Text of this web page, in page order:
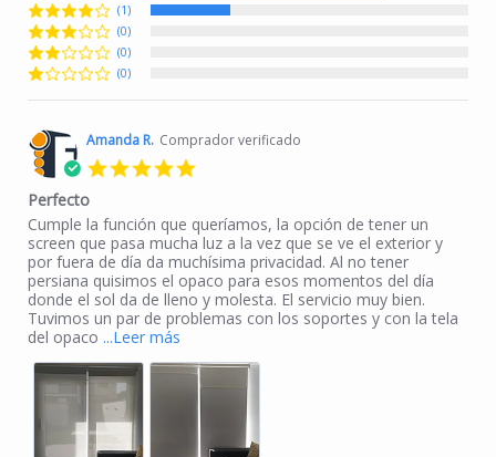
(1)
(0)
(0)
(0)
Amanda R. Comprador verificado
Perfecto
Review by Amanda R. on 12 Jul 2023
review stating Perfecto
Cumple la función que queríamos, la opción de tener un
screen que pasa mucha luz a la vez que se ve el exterior y
por fuera de día da muchísima privacidad. Al no tener
persiana quisimos el opaco para esos momentos del día
donde el sol da de lleno y molesta. El servicio muy bien.
Tuvimos un par de problemas con los soportes y con la tela
del opaco ...Leer más